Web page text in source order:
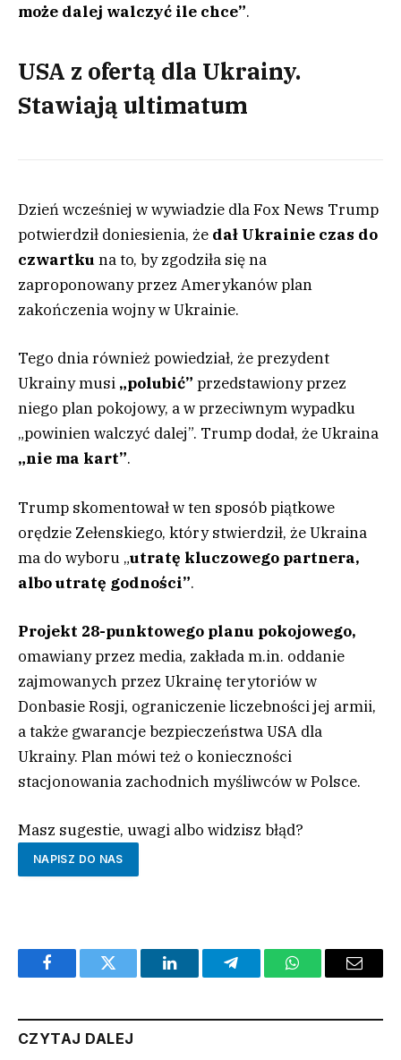
może dalej walczyć ile chce”.
USA z ofertą dla Ukrainy.
Stawiają ultimatum
Dzień wcześniej w wywiadzie dla Fox News Trump
potwierdził doniesienia, że dał Ukrainie czas do
czwartkuna to, by zgodziła się na
zaproponowany przez Amerykanów plan
zakończenia wojny w Ukrainie.
Tego dnia również powiedział, że prezydent
Ukrainy musi „polubić” przedstawiony przez
niego plan pokojowy, a w przeciwnym wypadku
„powinien walczyć dalej”. Trump dodał, że Ukraina
„nie ma kart”.
Trump skomentował w ten sposób piątkowe
orędzie Zełenskiego, który stwierdził, że Ukraina
ma do wyboru „utratę kluczowego partnera,
albo utratę godności”.
Projekt 28-punktowego planu pokojowego,
omawiany przez media, zakłada m.in. oddanie
zajmowanych przez Ukrainę terytoriów w
Donbasie Rosji, ograniczenie liczebności jej armii,
a także gwarancje bezpieczeństwa USA dla
Ukrainy. Plan mówi też o konieczności
stacjonowania zachodnich myśliwców w Polsce.
Masz sugestie, uwagi albo widzisz błąd?
NAPISZ DO NAS
FacebookTwitter LinkedInTelegramWhatsAppEmail
CZYTAJ DALEJ